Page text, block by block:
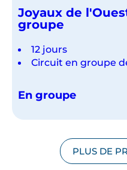
Joyaux de
groupe
12 jours
Circuit en groupe
En groupe
PLUS DE